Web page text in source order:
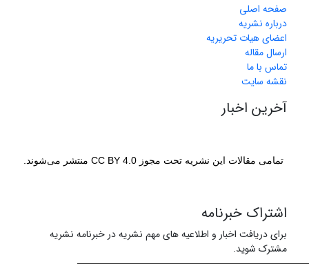
صفحه اصلی
درباره نشریه
اعضای هیات تحریریه
ارسال مقاله
تماس با ما
نقشه سایت
آخرین اخبار
تمامی مقالات این نشریه تحت مجوز CC BY 4.0 منتشر می‌شوند.
اشتراک خبرنامه
برای دریافت اخبار و اطلاعیه های مهم نشریه در خبرنامه نشریه
مشترک شوید.